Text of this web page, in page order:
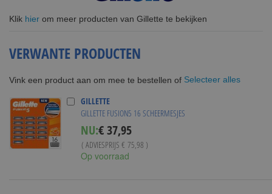
Klik hier om meer producten van Gillette te bekijken
VERWANTE PRODUCTEN
Vink een product aan om mee te bestellen of Selecteer alles
GILLETTE
GILLETTE FUSION5 16 SCHEERMESJES
NU:Special
Price
€ 37,95
( ADVIESPRIJS € 75,98 )
Op voorraad